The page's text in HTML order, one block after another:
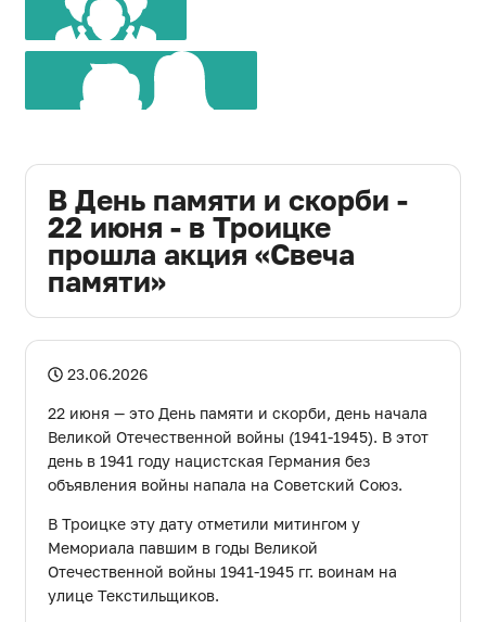
МУНИЦИПАЛЬНОЕ
ГОРОДСКОГО ОКРУГА
АППАРАТ
В День памяти и скорби -
22 июня - в Троицке
прошла акция «Свеча
памяти»
23.06.2026
22 июня — это День памяти и скорби, день начала
Великой Отечественной войны (1941-1945). В этот
день в 1941 году нацистская Германия без
объявления войны напала на Советский Союз.
В Троицке эту дату отметили митингом у
Мемориала павшим в годы Великой
Отечественной войны 1941-1945 гг. воинам на
улице Текстильщиков.